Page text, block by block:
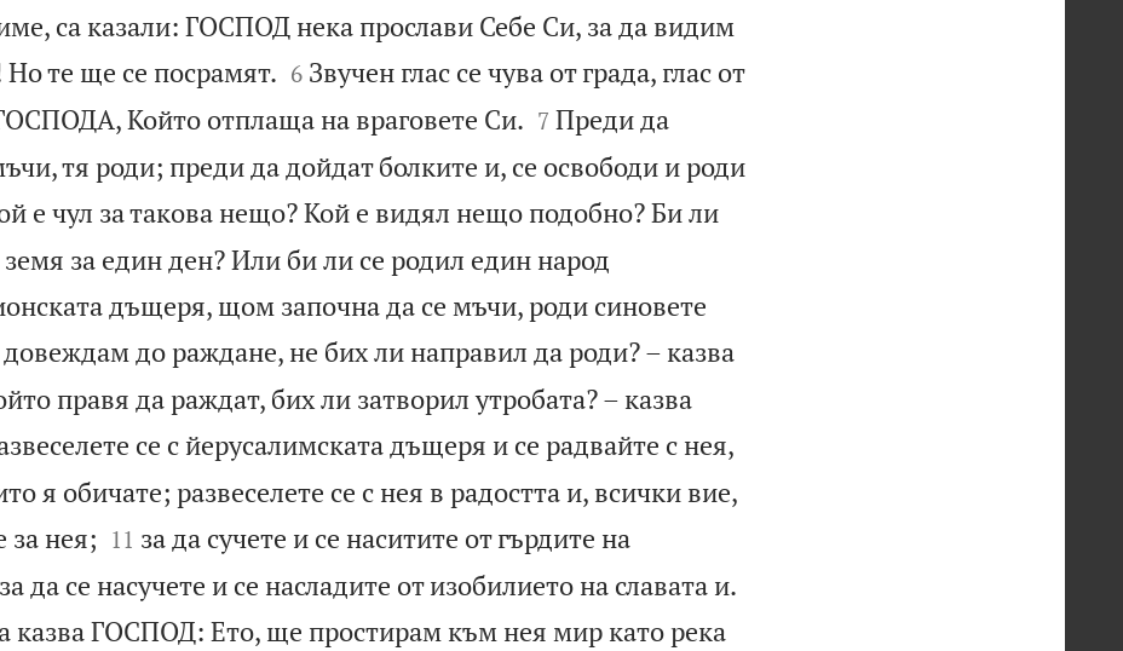
са казали: ГОСПОД нека прослави Себе Си, за да видим
те ще се посрамят.
6 Звучен глас се чува от града, глас от
Който отплаща на враговете Си.
7 Преди да
тя роди; преди да дойдат болките и, се освободи и роди
е чул за такова нещо? Кой е видял нещо подобно? Би ли
за един ден? Или би ли се родил един народ
дъщеря, щом започна да се мъчи, роди синовете
до раждане, не бих ли направил да роди? – казва
правя да раждат, бих ли затворил утробата? – казва
се с йерусалимската дъщеря и се радвайте с нея,
я обичате; развеселете се с нея в радостта и, всички вие,
за нея;
11 за да сучете и се наситите от гърдите на
да се насучете и се насладите от изобилието на славата и.
казва ГОСПОД: Ето, ще простирам към нея мир като река